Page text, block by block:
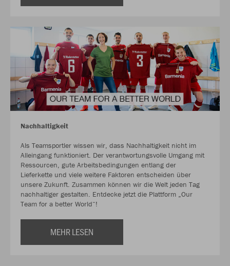
Nachhaltigkeit
Als Teamsportler wissen wir, dass Nachhaltigkeit nicht im
Alleingang funktioniert. Der verantwortungsvolle Umgang mit
Ressourcen, gute Arbeitsbedingungen entlang der
Lieferkette und viele weitere Faktoren entscheiden über
unsere Zukunft. Zusammen können wir die Welt jeden Tag
nachhaltiger gestalten. Entdecke jetzt die Plattform „Our
Team for a better World“!
MEHR LESEN